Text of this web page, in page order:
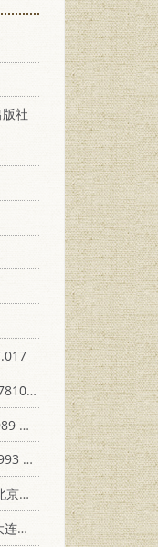
社
版社 7115040281
出版社 7805908095